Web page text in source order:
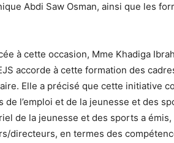
Abdi Saw Osman, ainsi que les
à cette occasion, Mme Khadiga
accorde à cette formation des
Elle a précisé que cette initiative
de l’emploi et de la jeunesse et des
de la jeunesse et des sports a
directeurs, en termes des